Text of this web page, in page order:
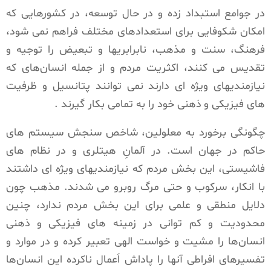
در جوامع استبداد زده و در حال توسعه، در کشورهایی که
امکان شکوفایی برای استعدادهای مختلف فراهم نمی شود،
فرهنگ، سنت و مذهب، نابرابریها و تبعیض را توجیه و
تقدیس می کنند، اکثریت مردم و از جمله انسان‌های که
نیازمندیهای ویژه ای دارند نمی توانند پتانسیل و ظرفیت
های فیزیکی و ذهنی خود را به تمامی بکار گیرند .
چگونگی برخورد به معلولین، شاخص سنجش سیستم های
حاکم در جهان است. در آلمانِ هیتلری و در نظام های
فاشیستی، این بخش مردم که نیازمندیهای ویژه ای داشتند
با انکار، سرکوب و حتی مرگ روبرو می شدند. مذهب چون
دلایل منطقی و علمی برای این بخش مردم ندارد، چنین
محدودیت و کم توانی در زمینه های فیزیکی و ذهنی
انسان‌ها را مشیت و خواست الهی تعبیر کرده و در موارد و
تفسیرهای افراطی آنها را پاداش اَعمال ناکرده این انسان‌ها